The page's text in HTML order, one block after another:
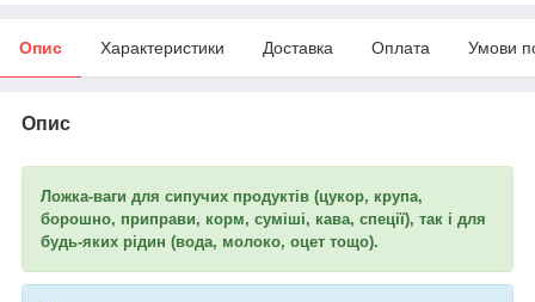
Опис Характеристики Доставка Оплата Умови
Опис
Ложка-ваги для сипучих продуктів (цукор, крупа,
борошно, приправи, корм, суміші, кава, спеції), так і для
будь-яких рідин (вода, молоко, оцет тощо).